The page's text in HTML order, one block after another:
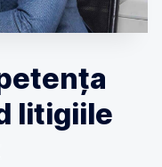
litigiile